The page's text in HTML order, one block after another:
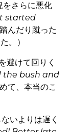
さらに悪化
started
んだり蹴った
。）
避けて回りく
the bush and
て、本当のこ
いよりは遅く